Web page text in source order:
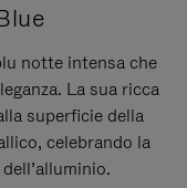
notte intensa che
La sua ricca
superficie della
celebrando la